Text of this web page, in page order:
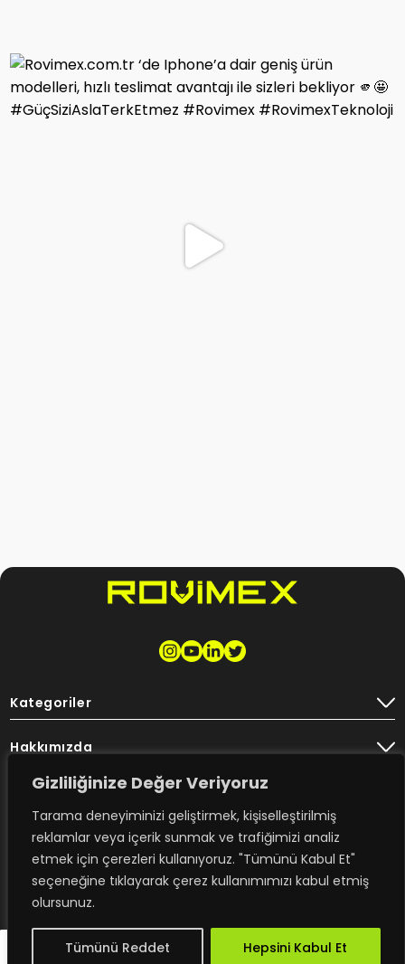
Gizliliğinize Değer Veriyoruz
Tarama deneyiminizi geliştirmek, kişiselleştirilmiş
reklamlar veya içerik sunmak ve trafiğimizi analiz
etmek için çerezleri kullanıyoruz. "Tümünü Kabul Et"
seçeneğine tıklayarak çerez kullanımımızı kabul etmiş
olursunuz.
Tümünü Reddet Hepsini Kabul Et
TR
Kategoriler
Hakkımızda
Destek
Bülten
design - trambolin Copyright ROVİMEX 2023. All right reserved